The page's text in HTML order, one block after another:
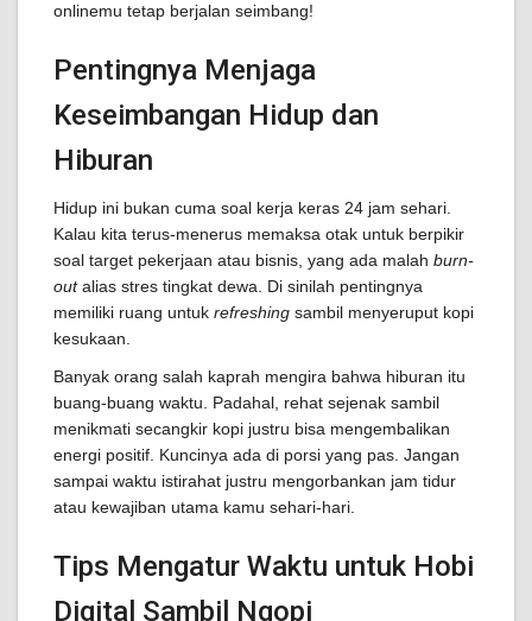
onlinemu tetap berjalan seimbang!
Pentingnya Menjaga
Keseimbangan Hidup dan
Hiburan
Hidup ini bukan cuma soal kerja keras 24 jam sehari.
Kalau kita terus-menerus memaksa otak untuk berpikir
soal target pekerjaan atau bisnis, yang ada malah burn-
outalias stres tingkat dewa. Di sinilah pentingnya
memiliki ruang untuk refreshing sambil menyeruput kopi
kesukaan.
Banyak orang salah kaprah mengira bahwa hiburan itu
buang-buang waktu. Padahal, rehat sejenak sambil
menikmati secangkir kopi justru bisa mengembalikan
energi positif. Kuncinya ada di porsi yang pas. Jangan
sampai waktu istirahat justru mengorbankan jam tidur
atau kewajiban utama kamu sehari-hari.
Tips Mengatur Waktu untuk Hobi
Digital Sambil Ngopi